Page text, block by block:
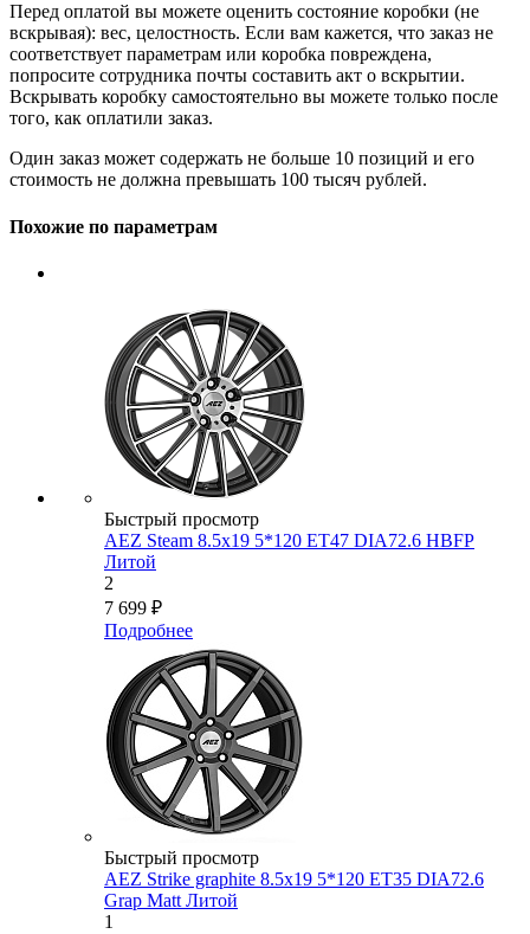
Перед оплатой вы можете оценить состояние коробки (не
вскрывая): вес, целостность. Если вам кажется, что заказ не
соответствует параметрам или коробка повреждена,
попросите сотрудника почты составить акт о вскрытии.
Вскрывать коробку самостоятельно вы можете только после
того, как оплатили заказ.
Один заказ может содержать не больше 10 позиций и его
стоимость не должна превышать 100 тысяч рублей.
Похожие по параметрам
Быстрый просмотр
AEZ Steam 8.5x19 5*120 ET47 DIA72.6 HBFP
Литой
2
7 699 ₽
Подробнее
Быстрый просмотр
AEZ Strike graphite 8.5x19 5*120 ET35 DIA72.6
Grap Matt Литой
1